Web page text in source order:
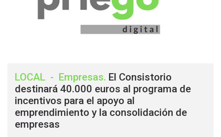
LOCAL - Empresas. El Consistorio
destinará 40.000 euros al programa de
incentivos para el apoyo al
emprendimiento y la consolidación de
empresas